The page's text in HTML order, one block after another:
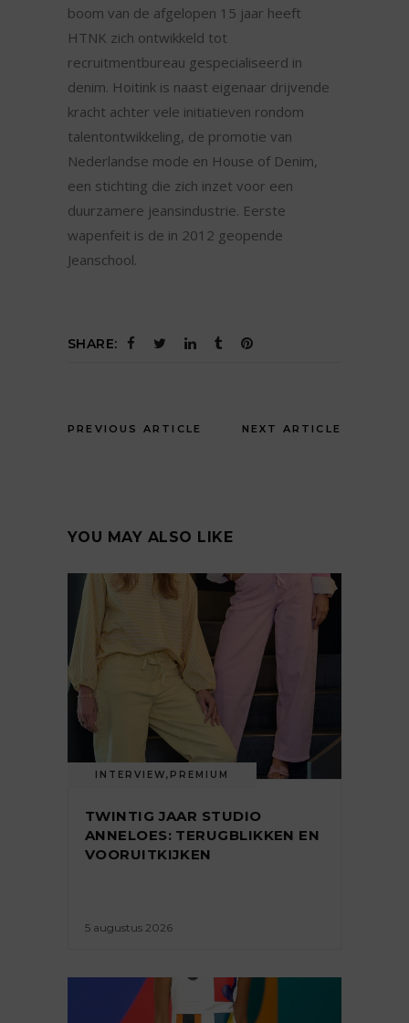
boom van de afgelopen 15 jaar heeft
HTNK zich ontwikkeld tot
recruitmentbureau gespecialiseerd in
denim. Hoitink is naast eigenaar drijvende
kracht achter vele initiatieven rondom
talentontwikkeling, de promotie van
Nederlandse mode en House of Denim,
een stichting die zich inzet voor een
duurzamere jeansindustrie. Eerste
wapenfeit is de in 2012 geopende
Jeanschool.
SHARE:
PREVIOUS ARTICLE NEXT ARTICLE
YOU MAY ALSO LIKE
INTERVIEW, PREMIUM
TWINTIG JAAR STUDIO
ANNELOES: TERUGBLIKKEN EN
VOORUITKIJKEN
5 augustus 2026